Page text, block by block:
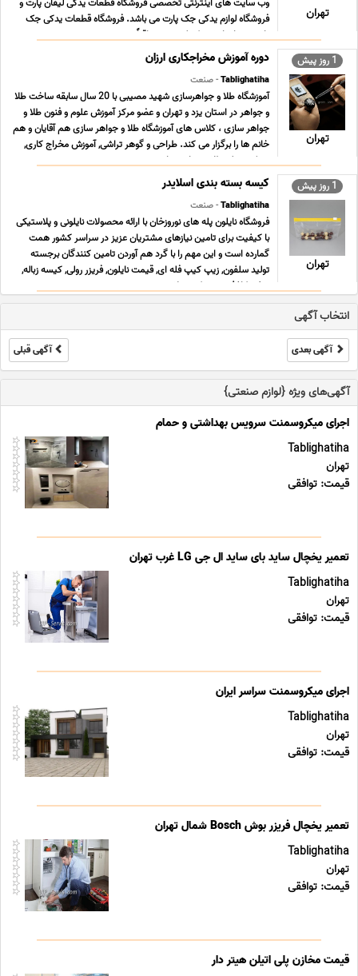
تهران
وب سایت های اینترنتی تخصصی فروشگاه قطعات یدکی لیفان پارت و
فروشگاه لوازم یدکی جک پارت می باشد. فروشگاه قطعات یدکی جک
پارت همراه با رشد تکنولوژی و متعاقباً سرعت ت ... ...
1 روز پیش
تهران
دوره آموزش مخراجکاری ارزان
Tablighatiha- صنعت
آموزشگاه طلا و جواهرسازی شهید مصیبی با 20 سال سابقه ساخت طلا
و جواهر در استان یزد و تهران و عضو مرکز آموزش علوم و فنون طلا و
جواهر سازى ، کلاس هاى آموزشگاه طلا و جواهر سازى هم آقایان و هم
خانم ها را برگزار می کند. طراحى و گوهر تراشی, آموزش مخراج کاری,
مدرک دیپلم طلا و جواهر سازی ... ...
1 روز پیش
تهران
کیسه بسته بندی اسلایدر
Tablighatiha- صنعت
فروشگاه نایلون پله های نوروزخان با ارائه محصولات نایلونی و پلاستیکی
با کیفیت برای تامین نیازهای مشتریان عزیز در سراسر کشور همت
گمارده است و این مهم را با گرد هم آوردن تامین کنندگان برجسته
تولید سلفون, زیپ کیپ فله ای, قیمت نایلون, فریزر رولی, کیسه زباله,
سفره کاغذی, زیپ کیپ پلاستی ... ...
انتخاب آگهی
آگهی بعدی آگهی قبلی
آگهی‌های ویژه {لوازم صنعتی}
اجرای میکروسمنت سرویس بهداشتی و حمام
Tablighatiha
تهران
قیمت: توافقی
تعمیر یخچال ساید بای ساید ال جی LG غرب تهران
Tablighatiha
تهران
قیمت: توافقی
اجرای میکروسمنت سراسر ایران
Tablighatiha
تهران
قیمت: توافقی
تعمیر یخچال فریزر بوش Bosch شمال تهران
Tablighatiha
تهران
قیمت: توافقی
قیمت مخازن پلی اتیلن هیتر دار